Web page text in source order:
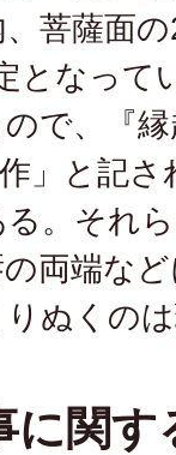
菩薩面
となって
で、『
」と記
。それ
両端な
ぬくの
に関す